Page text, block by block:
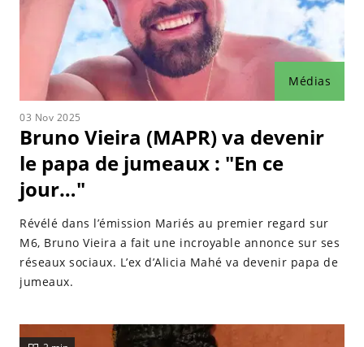
Médias
03 Nov 2025
Bruno Vieira (MAPR) va devenir
le papa de jumeaux : "En ce
jour…"
Révélé dans l’émission Mariés au premier regard sur
M6, Bruno Vieira a fait une incroyable annonce sur ses
réseaux sociaux. L’ex d’Alicia Mahé va devenir papa de
jumeaux.